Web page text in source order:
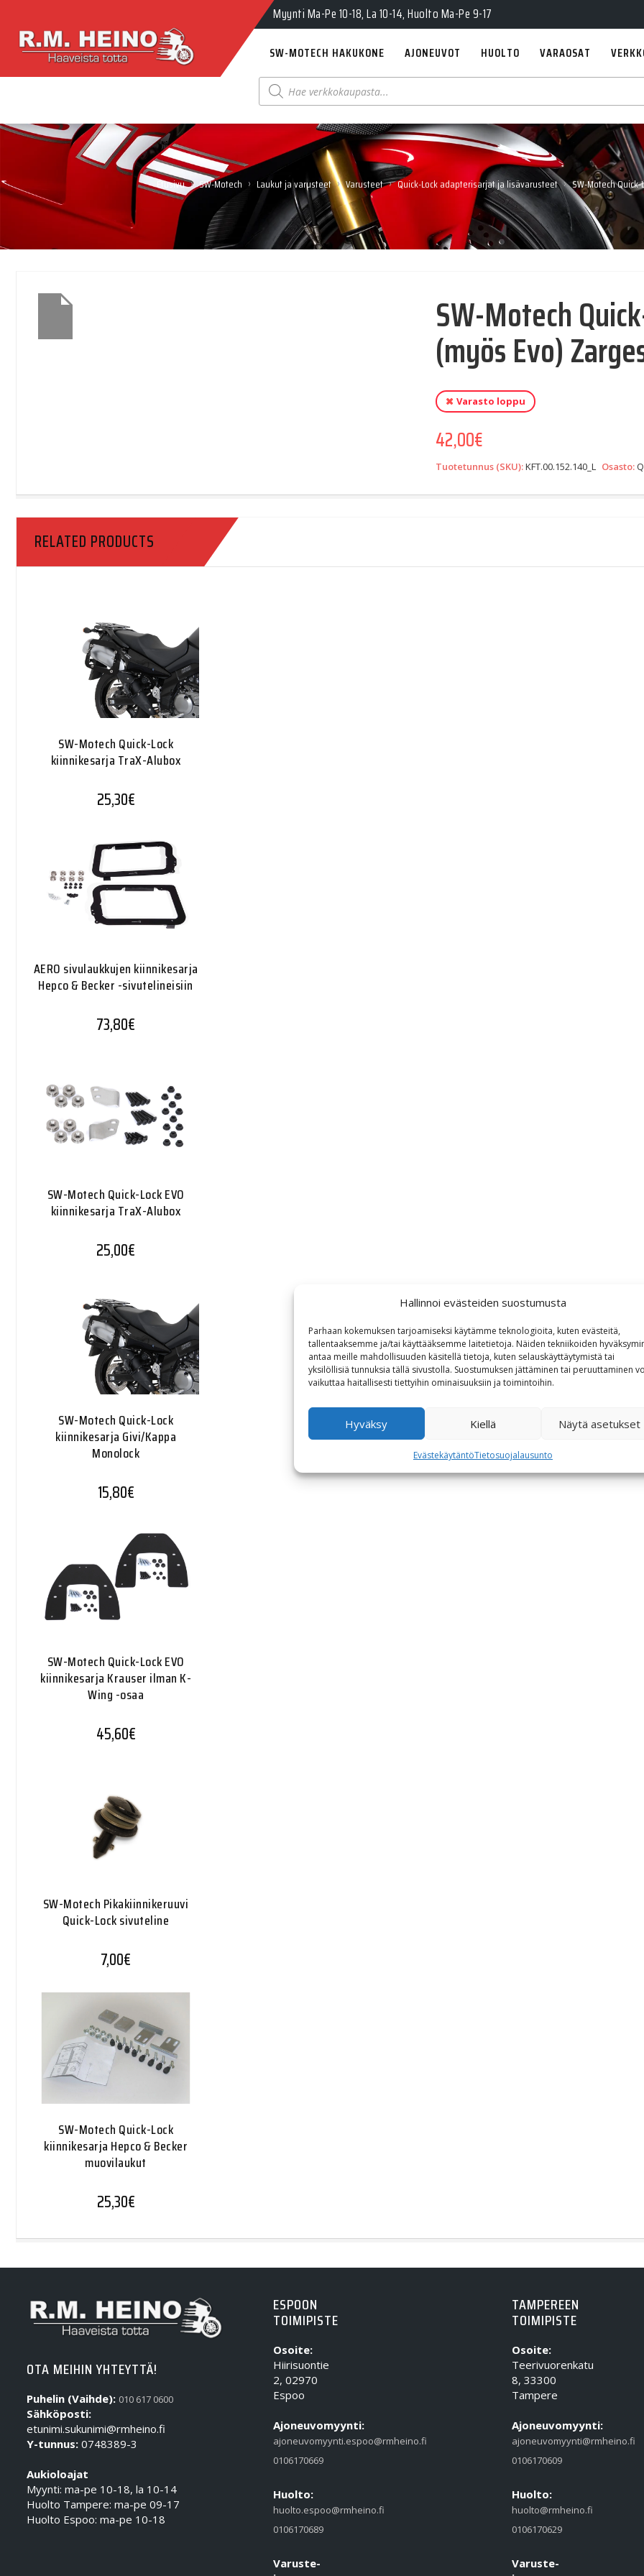
Hallinnoi evästeiden suostumusta
Parhaan kokemuksen tarjoamiseksi käytämme teknologioita, kuten evästeitä,
tallentaaksemme ja/tai käyttääksemme laitetietoja. Näiden tekniikoiden
antaa meille mahdollisuuden käsitellä tietoja, kuten selauskäyttäytymistä tai
yksilöllisiä tunnuksia tällä sivustolla. Suostumuksen jättäminen tai peruuttaminen
vaikuttaa haitallisesti tiettyihin ominaisuuksiin ja toimintoihin.
Hyväksy Kiellä Näytä asetukset
EvästekäytäntöTietosuojalausunto
Myynti Ma-Pe 10-18, La 10-14, Huolto Ma-Pe 9-17
SW-MOTECH HAKUKONE AJONEUVOT HUOLTO VARAOSAT
Products
search
Etusivu › SW-Motech › Laukut ja varusteet › Varusteet › Quick-Lock adapterisarjat ja lisävarusteet › SW-Motech
SW-Motech
(myös Evo)
Varasto loppu
42,00€
Tuotetunnus (SKU):KFT.00.152.140_L Osasto:
RELATED PRODUCTS
SW-Motech Quick-Lock
kiinnikesarja TraX-Alubox
25,30€
AERO sivulaukkujen kiinnikesarja
Hepco & Becker -sivutelineisiin
73,80€
SW-Motech Quick-Lock EVO
kiinnikesarja TraX-Alubox
25,00€
SW-Motech Quick-Lock
kiinnikesarja Givi/Kappa
Monolock
15,80€
SW-Motech Quick-Lock EVO
kiinnikesarja Krauser ilman K-
Wing -osaa
45,60€
SW-Motech Pikakiinnikeruuvi
Quick-Lock sivuteline
7,00€
SW-Motech Quick-Lock
kiinnikesarja Hepco & Becker
muovilaukut
25,30€
OTA MEIHIN YHTEYTTÄ!
Puhelin (Vaihde): 010 617 0600
Sähköposti:
etunimi.sukunimi@rmheino.fi
Y-tunnus: 0748389-3
Aukioloajat
Myynti: ma-pe 10-18, la 10-14
Huolto Tampere: ma-pe 09-17
Huolto Espoo: ma-pe 10-18
ESPOON
TOIMIPISTE
Osoite:
Hiirisuontie
2, 02970
Espoo
Ajoneuvomyynti:
ajoneuvomyynti.espoo@rmheino.fi
0106170669
Huolto:
huolto.espoo@rmheino.fi
0106170689
Varuste-
TAMPEREEN
TOIMIPISTE
Osoite:
Teerivuorenkatu
8, 33300
Tampere
Ajoneuvomyynti:
ajoneuvomyynti@rmheino.fi
0106170609
Huolto:
huolto@rmheino.fi
0106170629
Varuste-